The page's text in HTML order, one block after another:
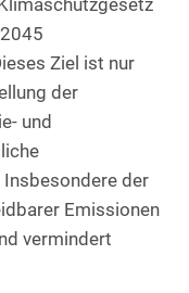
Ziel ist nur
der
und
der
Emissionen
vermindert